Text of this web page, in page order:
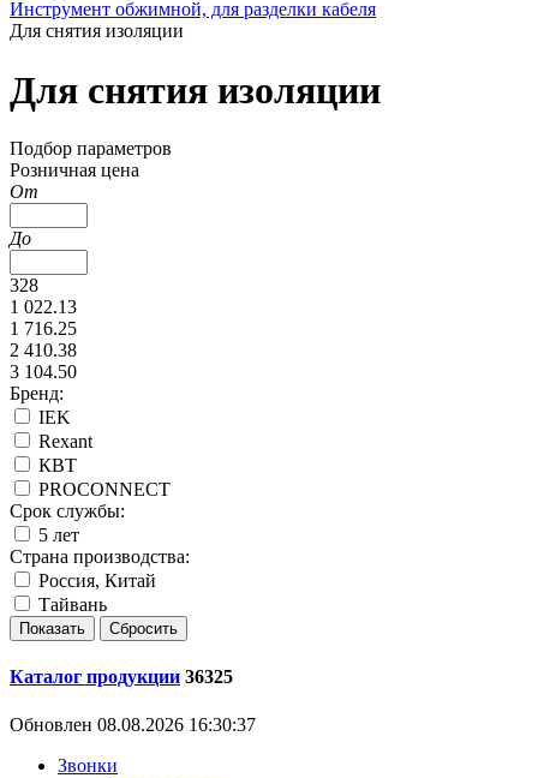
Инструмент обжимной, для разделки кабеля
Для снятия изоляции
Для снятия изоляции
Подбор параметров
Розничная цена
От
До
328
1 022.13
1 716.25
2 410.38
3 104.50
Бренд:
IEK
Rexant
КВТ
PROCONNECT
Срок службы:
5 лет
Страна производства:
Россия, Китай
Тайвань
Каталог продукции 36325
Обновлен 08.08.2026 16:30:37
Звонки